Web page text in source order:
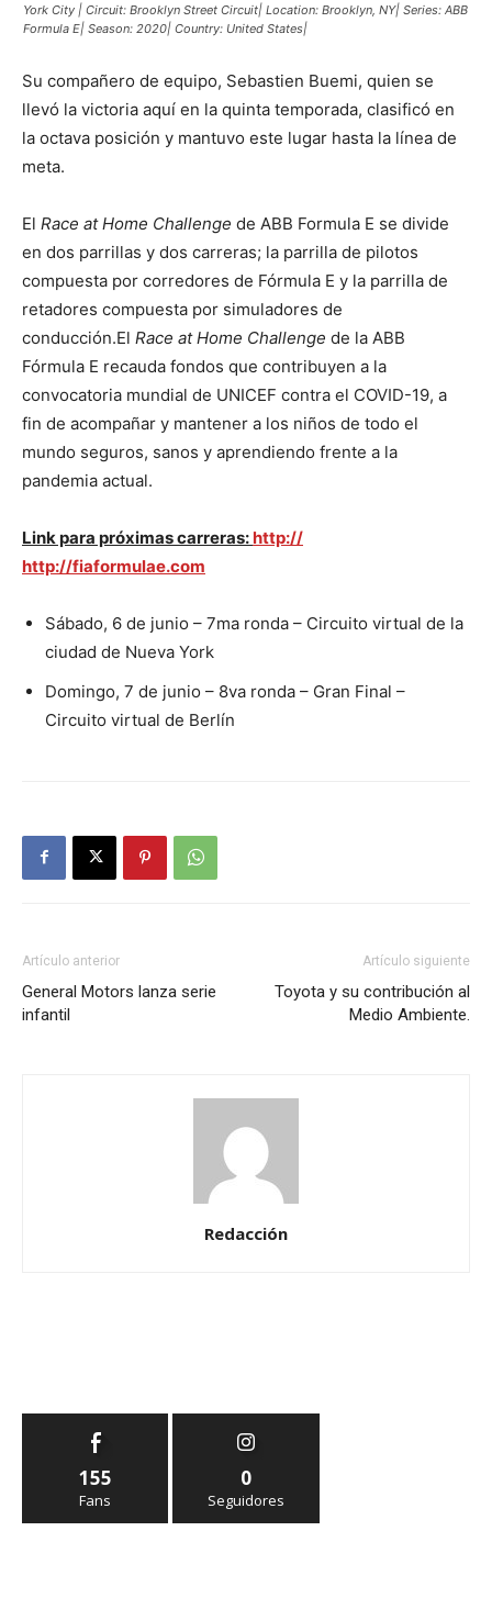
York City | Circuit: Brooklyn Street Circuit| Location: Brooklyn, NY| Series: ABB
Formula E| Season: 2020| Country: United States|
Su compañero de equipo, Sebastien Buemi, quien se
llevó la victoria aquí en la quinta temporada, clasificó en
la octava posición y mantuvo este lugar hasta la línea de
meta.
El Race at Home Challenge de ABB Formula E se divide
en dos parrillas y dos carreras; la parrilla de pilotos
compuesta por corredores de Fórmula E y la parrilla de
retadores compuesta por simuladores de
conducción.El Race at Home Challenge de la ABB
Fórmula E recauda fondos que contribuyen a la
convocatoria mundial de UNICEF contra el COVID-19, a
fin de acompañar y mantener a los niños de todo el
mundo seguros, sanos y aprendiendo frente a la
pandemia actual.
Link para próximas carreras: http://
http://fiaformulae.com
Sábado, 6 de junio – 7ma ronda – Circuito virtual de la
ciudad de Nueva York
Domingo, 7 de junio – 8va ronda – Gran Final –
Circuito virtual de Berlín
Artículo anterior
General Motors lanza serie
infantil
Artículo siguiente
Toyota y su contribución al
Medio Ambiente.
Redacción
155
Fans
0
Seguidores